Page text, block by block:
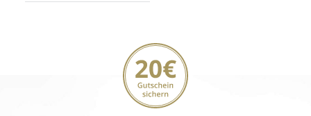
20€ Gutschein sichern